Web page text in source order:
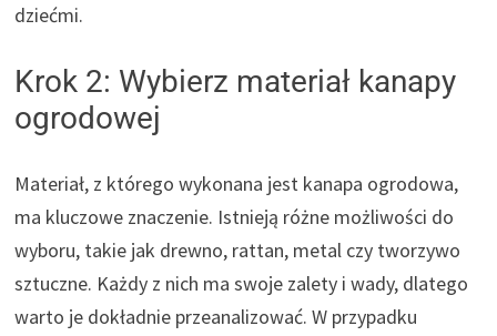
dziećmi.
Krok 2: Wybierz materiał kanapy
ogrodowej
Materiał, z którego wykonana jest kanapa ogrodowa,
ma kluczowe znaczenie. Istnieją różne możliwości do
wyboru, takie jak drewno, rattan, metal czy tworzywo
sztuczne. Każdy z nich ma swoje zalety i wady, dlatego
warto je dokładnie przeanalizować. W przypadku